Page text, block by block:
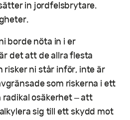
in jordfelsbrytare.
borde nöta in i er
det att de allra flesta
risker ni står inför, inte är
som riskerna i ett
radikal osäkerhet – att
sig till ett skydd mot